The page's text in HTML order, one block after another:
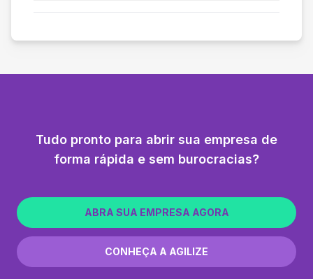
Tudo pronto para abrir sua empresa de
forma rápida e sem burocracias?
ABRA SUA EMPRESA AGORA
CONHEÇA A AGILIZE